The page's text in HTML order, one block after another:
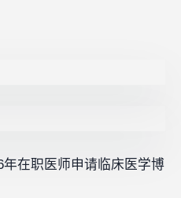
在职医师申请临床医学博